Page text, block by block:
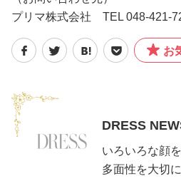
プリマ株式会社 TEL 048-421-
お
DRESS
いろいろな顔
多面性を大切